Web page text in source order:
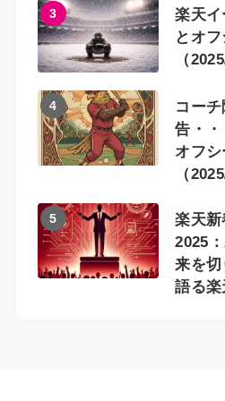
3
楽天
とオ
（
4
コー
告・
オフ
（
5
楽天
2025
来を
語る